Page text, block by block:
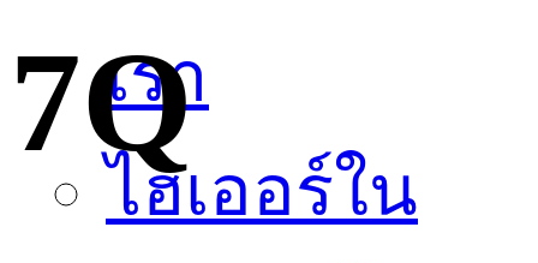
เรา
ไฮเออร์ใน
7Q